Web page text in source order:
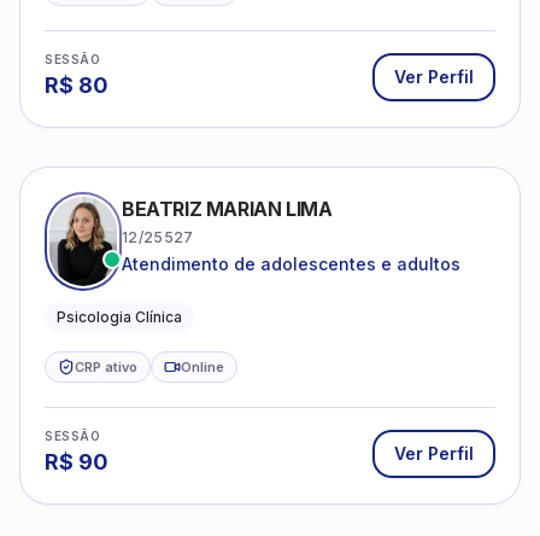
SESSÃO
R$ 80 Ver Perfil
BEATRIZ MARIAN LIMA
12/25527
Atendimento de adolescentes e adultos
Psicologia Clínica
CRP ativo Online
SESSÃO
R$ 90 Ver Perfil